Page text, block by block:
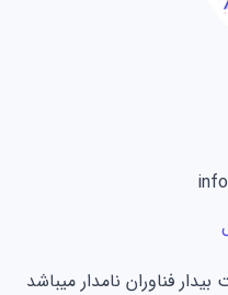
فناوران نامدار میباشد